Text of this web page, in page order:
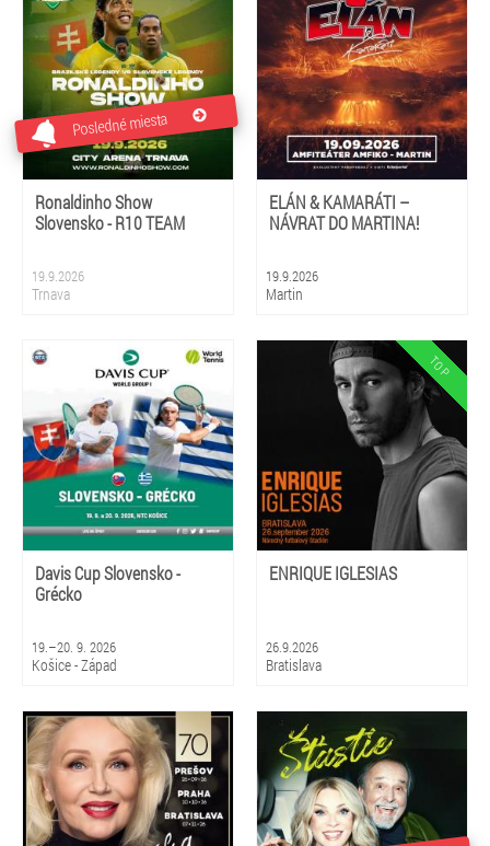
Posledné miesta
Ronaldinho Show
Slovensko - R10 TEAM
19.9.2026
Trnava
ELÁN & KAMARÁTI –
NÁVRAT DO MARTINA!
19.9.2026
Martin
Davis Cup Slovensko -
Grécko
19.–20. 9. 2026
Košice - Západ
ENRIQUE IGLESIAS
26.9.2026
Bratislava